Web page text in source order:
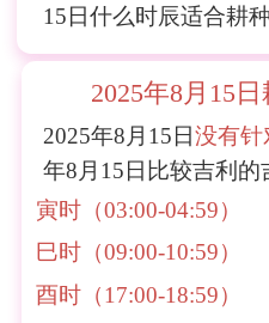
15日什么时辰适合耕种
2025年8月15
2025年8月15日没有针
年8月15日比较吉利的
寅时（03:00-04:59）
巳时（09:00-10:59）
酉时（17:00-18:59）